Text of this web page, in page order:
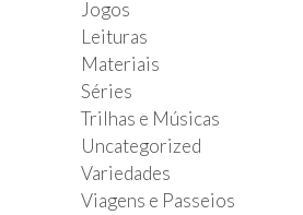
Jogos
Leituras
Materiais
Séries
Trilhas e Músicas
Uncategorized
Variedades
Viagens e Passeios